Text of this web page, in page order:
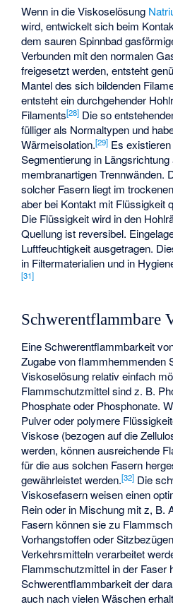
Wenn in die Viskoselösung
wird, entwickelt sich beim
dem sauren Spinnbad
Verbunden mit den normalen
freigesetzt werden, entsteht
Mantel des sich bildenden
entsteht ein durchgehender
Filaments[28] Die so
fülliger als Normaltypen und
Wärmeisolation.[29] Es
Segmentierung in
membranartigen Trennwänden.
solcher Fasern liegt im
aber bei Kontakt mit Flüssigkeit
Die Flüssigkeit wird in den
Quellung ist reversibel.
Luftfeuchtigkeit ausgetragen.
in Filtermaterialien und in
[31]
Schwerentflammbare
Eine Schwerentflammbarkeit
Zugabe von flammhemmenden
Viskoselösung relativ einfach
Flammschutzmittel sind z. B.
Phosphate oder Phosphonate.
Pulver oder polymere
Viskose (bezogen auf die
werden, können ausreichende
für die aus solchen Fasern
gewährleistet werden.[32] Die
Viskosefasern weisen einen
Rein oder in Mischung mit z, B.
Fasern können sie zu
Vorhangstoffen oder
Verkehrsmitteln verarbeitet
Flammschutzmittel in der Faser
Schwerentflammbarkeit der
auch nach vielen Wäschen